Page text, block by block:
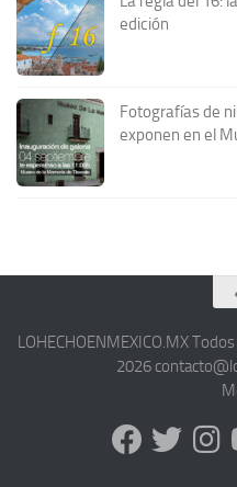
edición
Fotografías de
exponen en el
LOHECHOENMEXICO.MX
2026